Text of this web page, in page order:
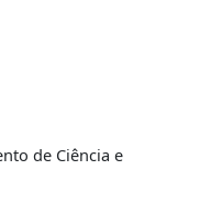
de Ciência e